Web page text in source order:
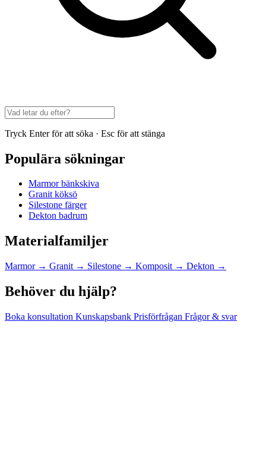
Tryck Enter för att söka · Esc för att stänga
Populära sökningar
Marmor bänkskiva
Granit köksö
Silestone färger
Dekton badrum
Materialfamiljer
Marmor → Granit → Silestone → Komposit → Dekton →
Behöver du hjälp?
Boka konsultation Kunskapsbank Prisförfrågan Frågor & svar